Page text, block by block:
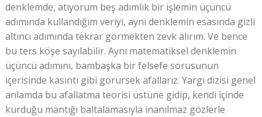
denklemde, atıyorum beş adımlık bir işlemin üçüncü
adımında kullandığım veriyi, aynı denklemin esasında gizli
altıncı adımında tekrar görmekten zevk alırım. Ve bence
bu ters köşe sayılabilir. Aynı matematiksel denklemin
üçüncü adımını, bambaşka bir felsefe sorusunun
içerisinde kasıntı gibi görürsek afallarız. Yargı dizisi genel
anlamda bu afallatma teorisi üstüne gidip, kendi içinde
kurduğu mantığı baltalamasıyla inanılmaz gözlerle